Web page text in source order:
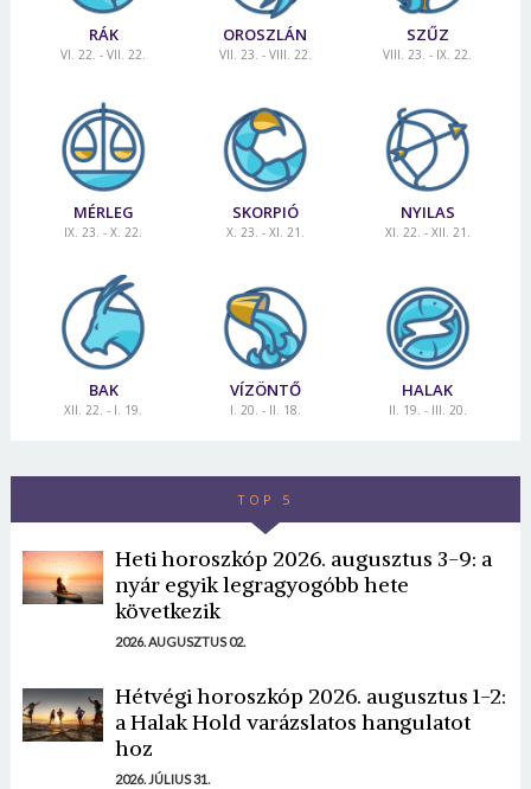
RÁK
VI. 22. - VII. 22.
OROSZLÁN
VII. 23. - VIII. 22.
SZŰZ
VIII. 23. - IX. 22.
MÉRLEG
IX. 23. - X. 22.
SKORPIÓ
X. 23. - XI. 21.
NYILAS
XI. 22. - XII. 21.
BAK
XII. 22. - I. 19.
VÍZÖNTŐ
I. 20. - II. 18.
HALAK
II. 19. - III. 20.
TOP 5
Heti horoszkóp 2026. augusztus 3-9: a
nyár egyik legragyogóbb hete
következik
2026. AUGUSZTUS 02.
Hétvégi horoszkóp 2026. augusztus 1-2:
a Halak Hold varázslatos hangulatot
hoz
2026. JÚLIUS 31.